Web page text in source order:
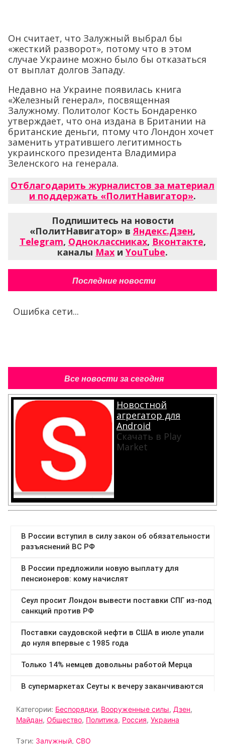
Он считает, что Залужный выбрал бы
«жесткий разворот», потому что в этом
случае Украине можно было бы отказаться
от выплат долгов Западу.
Недавно на Украине появилась книга
«Железный генерал», посвященная
Залужному. Политолог Кость Бондаренко
утверждает, что она издана в Британии на
британские деньги, птому что Лондон хочет
заменить утратившего легитимность
украинского президента Владимира
Зеленского на генерала.
Отблагодарить журналистов за материал
и поддержать «ПолитНавигатор».
Подпишитесь на новости
«ПолитНавигатор» вЯндекс.Дзен,
Telegram, Одноклассниках, Вконтакте,
каналы Max и YouTube.
Последние новости
Ошибка сети...
Все новости за сегодня
Новостной
агрегатор для
Android
Скачать в Play
Market
Категории: Беспорядки, Вооруженные силы, Дзен,
Майдан, Общество, Политика, Россия, Украина
Тэги: Залужный, СВО